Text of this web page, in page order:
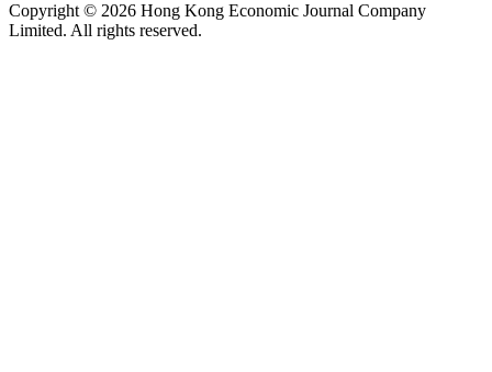
Copyright © 2026 Hong Kong Economic Journal Company
Limited. All rights reserved.